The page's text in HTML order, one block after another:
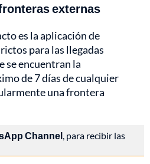
externas
es la aplicación de
para las llegadas
se encuentran la
de 7 días de cualquier
una frontera
Channel , para recibir las